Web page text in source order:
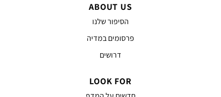
ABOUT US
הסיפור שלנו
פרסומים במדיה
דרושים
LOOK FOR